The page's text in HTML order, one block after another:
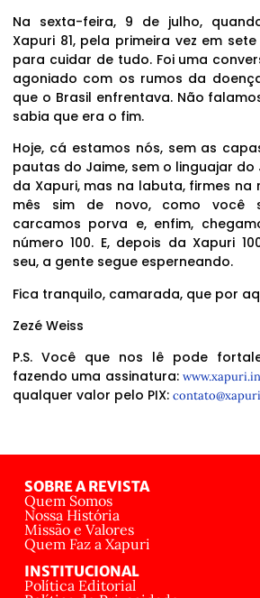
Na sexta-feira, 9 de julho,
Xapuri 81, pela primeira vez em
para cuidar de tudo. Foi uma
agoniado com os rumos da
que o Brasil enfrentava. Não
sabia que era o fim.
Hoje, cá estamos nós, sem as
pautas do Jaime, sem o linguajar do
da Xapuri, mas na labuta, firmes na
mês sim de novo, como você
carcamos porva e, enfim,
número 100. E, depois da Xapuri
seu, a gente segue esperneando.
Fica tranquilo, camarada, que por
Zezé Weiss
P.S. Você que nos lê pode
fazendo uma assinatura:
qualquer valor pelo PIX:
SOBRE A REVISTA
Quem Somos
Nossa História
Missão e Valores
Quem Faz a Xapuri
INSTITUCIONAL
Política Editorial